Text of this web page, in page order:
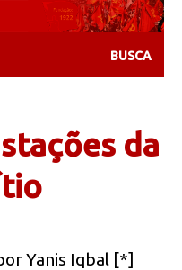
da
Yanis Iqbal [*]